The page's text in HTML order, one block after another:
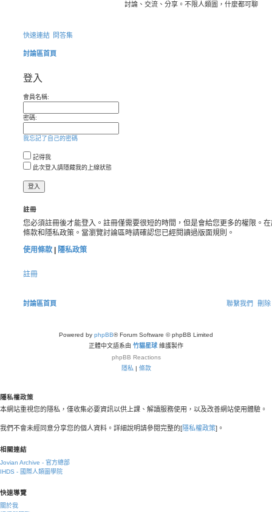
討論、交流、分享。不限人類圖，什麼都可聊
快速連結 問答集
討論區首頁
登入
會員名稱:
密碼:
我忘記了自己的密碼
記得我
此次登入請隱藏我的上線狀態
註冊
您必須註冊後才能登入。註冊僅需要很短的時間，但是會給您更多的權限。
條款和隱私政策。當瀏覽討論區時請確認您已經閱讀過版面規則。
使用條款
隱私政策
註冊
討論區首頁 刪
聯繫我們
Powered by phpBB® Forum Software © phpBB Limited
正體中文語系由 竹貓星球 維護製作
phpBB Reactions
隱私 | 條款
隱私權政策
本網站重視您的隱私，僅收集必要資訊以供上課、解讀服務使用，以及改善網站使用體驗。
我們不會未經同意分享您的個人資料。詳細說明請參閱完整的[隱私權政策]。
相關連結
Jovian Archive - 官方總部
IHDS - 國際人類圖學院
快速導覽
關於我